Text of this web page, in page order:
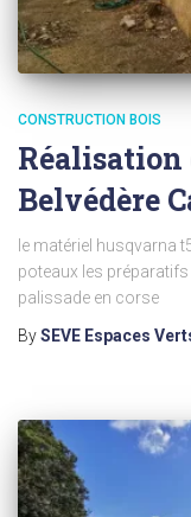
CONSTRUCTION BOIS
Réalisation
Belvédère
le matériel husqvarna
poteaux les
palissade en corse
BySEVE Espaces